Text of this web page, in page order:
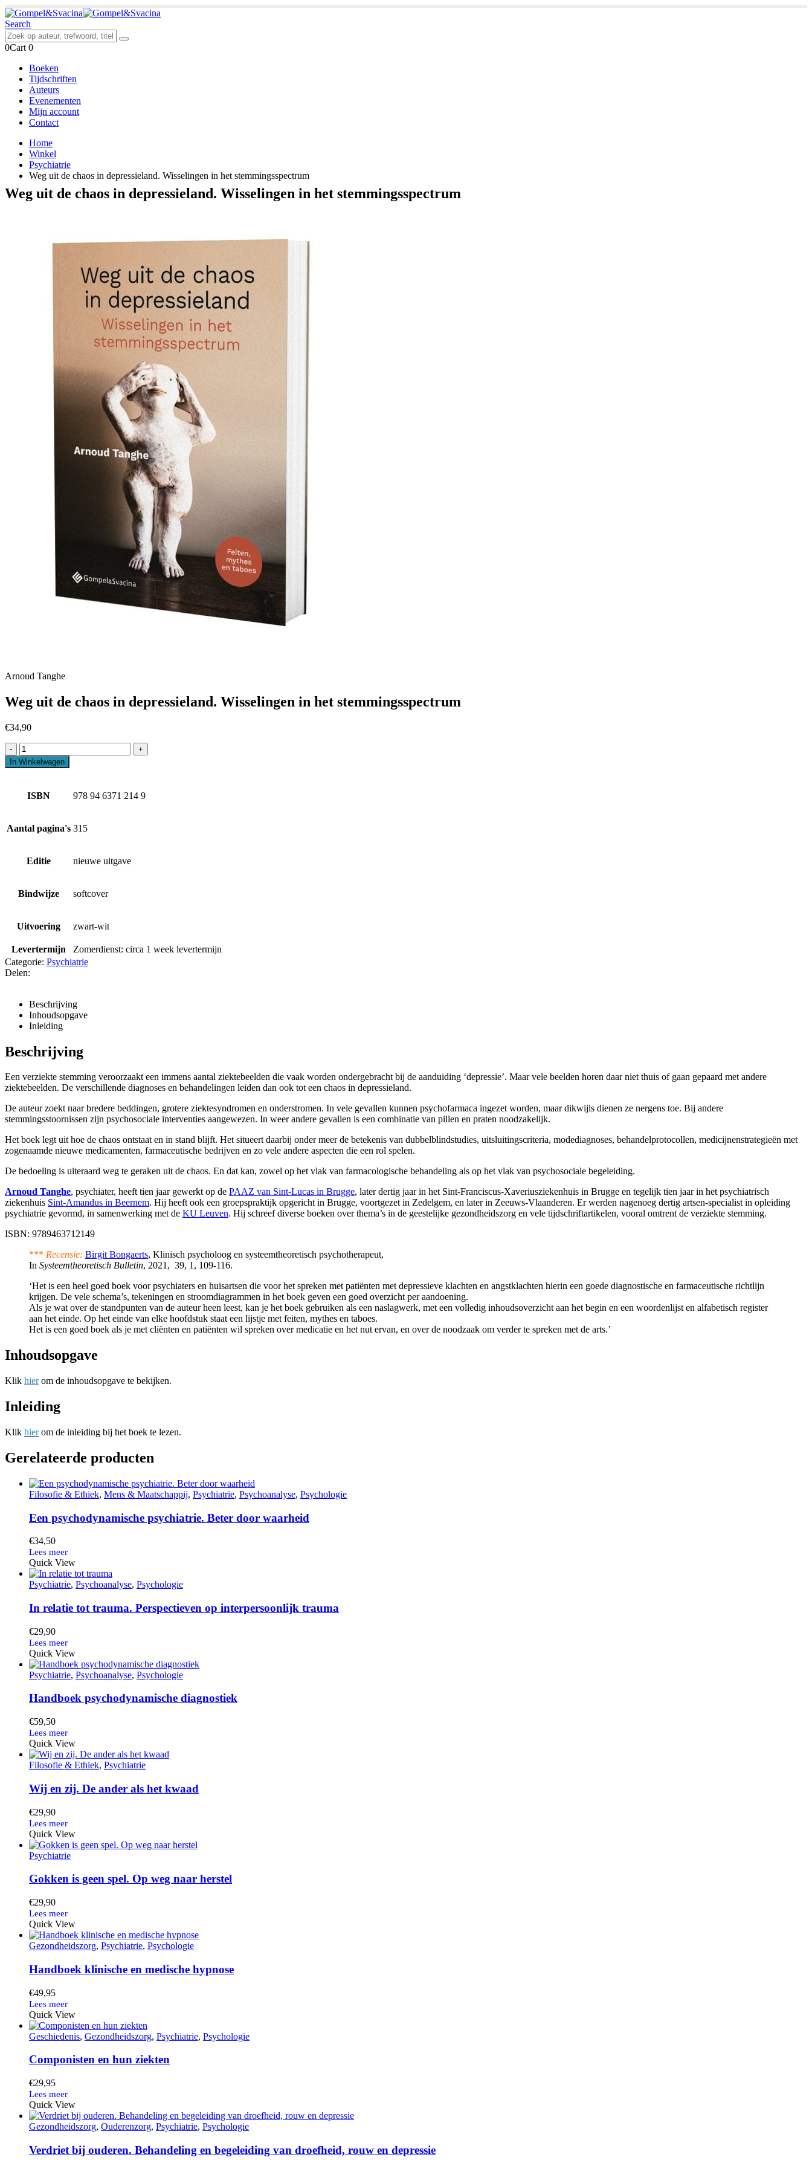
Search
0Cart 0
Boeken
Tijdschriften
Auteurs
Evenementen
Mijn account
Contact
Home
Winkel
Psychiatrie
Weg uit de chaos in depressieland. Wisselingen in het stemmingsspectrum
Weg uit de chaos in depressieland. Wisselingen in het stemmingsspectrum
Arnoud Tanghe
Weg uit de chaos in depressieland. Wisselingen in het stemmingsspectrum
€34,90
-
+
In Winkelwagen
ISBN 978 94 6371 214 9
Aantal pagina's 315
Editie nieuwe uitgave
Bindwijze softcover
Uitvoering zwart-wit
Levertermijn
Zomerdienst: circa 1 week levertermijn
Categorie: Psychiatrie
Delen:
Beschrijving
Inhoudsopgave
Inleiding
Beschrijving
Een verziekte stemming veroorzaakt een immens aantal ziektebeelden die vaak worden ondergebracht bij de aanduiding ‘depressie’. Maar vele beelden horen daar niet thuis of gaan gepaard met andere
ziektebeelden. De verschillende diagnoses en behandelingen leiden dan ook tot een chaos in depressieland.
De auteur zoekt naar bredere beddingen, grotere ziektesyndromen en onderstromen. In vele gevallen kunnen psychofarmaca ingezet worden, maar dikwijls dienen ze nergens toe. Bij andere
stemmingsstoornissen zijn psychosociale interventies aangewezen. In weer andere gevallen is een combinatie van pillen en praten noodzakelijk.
Het boek legt uit hoe de chaos ontstaat en in stand blijft. Het situeert daarbij onder meer de betekenis van dubbelblindstudies, uitsluitingscriteria, modediagnoses, behandelprotocollen, medicijnenstrategieën met
zogenaamde nieuwe medicamenten, farmaceutische bedrijven en zo vele andere aspecten die een rol spelen.
De bedoeling is uiteraard weg te geraken uit de chaos. En dat kan, zowel op het vlak van farmacologische behandeling als op het vlak van psychosociale begeleiding.
Arnoud Tanghe, psychiater, heeft tien jaar gewerkt op de PAAZ van Sint-Lucas in Brugge, later dertig jaar in het Sint-Franciscus-Xaveriusziekenhuis in Brugge en tegelijk tien jaar in het psychiatrisch
ziekenhuis Sint-Amandus in Beernem. Hij heeft ook een groepspraktijk opgericht in Brugge, voortgezet in Zedelgem, en later in Zeeuws-Vlaanderen. Er werden nagenoeg dertig artsen-specialist in opleiding
psychiatrie gevormd, in samenwerking met de KU Leuven. Hij schreef diverse boeken over thema’s in de geestelijke gezondheidszorg en vele tijdschriftartikelen, vooral omtrent de verziekte stemming.
ISBN: 9789463712149
*** Recensie: Birgit Bongaerts, Klinisch psycholoog en systeemtheoretisch psychotherapeut,
In Systeemtheoretisch Bulletin, 2021, 39, 1, 109-116.
‘Het is een heel goed boek voor psychiaters en huisartsen die voor het spreken met patiënten met depressieve klachten en angstklachten hierin een goede diagnostische en farmaceutische richtlijn
krijgen. De vele schema’s, tekeningen en stroomdiagrammen in het boek geven een goed overzicht per aandoening.
Als je wat over de standpunten van de auteur heen leest, kan je het boek gebruiken als een naslagwerk, met een volledig inhoudsoverzicht aan het begin en een woordenlijst en alfabetisch register
aan het einde. Op het einde van elke hoofdstuk staat een lijstje met feiten, mythes en taboes.
Het is een goed boek als je met cliënten en patiënten wil spreken over medicatie en het nut ervan, en over de noodzaak om verder te spreken met de arts.’
Inhoudsopgave
Klik hierom de inhoudsopgave te bekijken.
Inleiding
Klik hierom de inleiding bij het boek te lezen.
Gerelateerde producten
Filosofie & Ethiek, Mens & Maatschappij, Psychiatrie, Psychoanalyse, Psychologie
Een psychodynamische psychiatrie. Beter door waarheid
€34,50
Quick View
Psychiatrie, Psychoanalyse, Psychologie
In relatie tot trauma. Perspectieven op interpersoonlijk trauma
€29,90
Quick View
Psychiatrie, Psychoanalyse, Psychologie
Handboek psychodynamische diagnostiek
€59,50
Quick View
Filosofie & Ethiek, Psychiatrie
Wij en zij. De ander als het kwaad
€29,90
Quick View
Psychiatrie
Gokken is geen spel. Op weg naar herstel
€29,90
Quick View
Gezondheidszorg, Psychiatrie, Psychologie
Handboek klinische en medische hypnose
€49,95
Quick View
Geschiedenis, Gezondheidszorg, Psychiatrie, Psychologie
Componisten en hun ziekten
€29,95
Quick View
Gezondheidszorg, Ouderenzorg, Psychiatrie, Psychologie
Verdriet bij ouderen. Behandeling en begeleiding van droefheid, rouw en depressie